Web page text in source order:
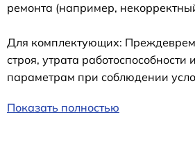
ремонта (например,
Для комплектующих:
строя, утрата работоспособности
параметрам при соблюдении
Показать полностью